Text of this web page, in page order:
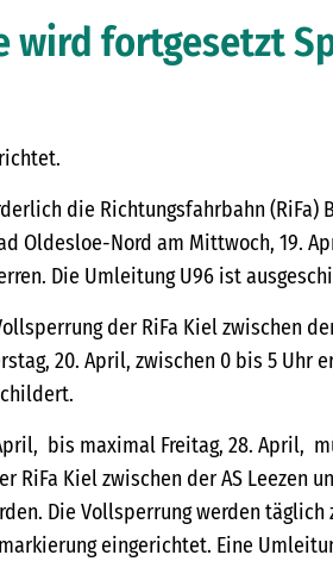
wird fortgesetzt
die Richtungsfahrbahn (RiFa)
Oldesloe-Nord am Mittwoch, 19.
Die Umleitung U96 ist
der RiFa Kiel zwischen
20. April, zwischen 0 bis 5 Uhr
bis maximal Freitag, 28. April,
RiFa Kiel zwischen der AS Leezen
Die Vollsperrung werden täglich
eingerichtet. Eine